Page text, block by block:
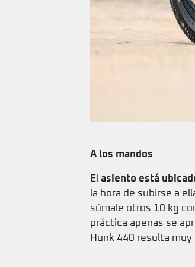
A los mandos
El asiento está
la hora de subirse a
súmale otros 10 kg
práctica apenas se
Hunk 440 resulta